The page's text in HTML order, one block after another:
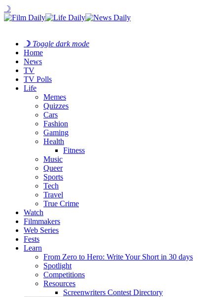
☽
☽ Toggle dark mode
Home
News
TV
TV Polls
Life
Memes
Quizzes
Cars
Fashion
Gaming
Health
Fitness
Music
Queer
Sports
Tech
Travel
True Crime
Watch
Filmmakers
Web Series
Fests
Learn
From Zero to Hero: Write Your Short in 30 days
Spotlight
Competitions
Resources
Screenwriters Contest Directory